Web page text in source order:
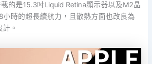
的是15.3吋Liquid Retina顯示器以及M2晶
小時的超長續航力，且散熱方面也改良為
。